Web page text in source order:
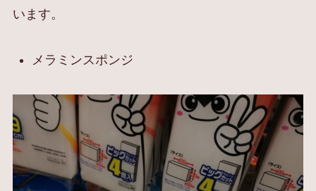
います。
メラミンスポンジ